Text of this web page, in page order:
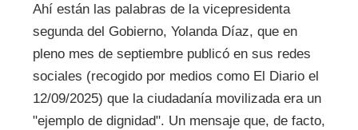
Ahí están las palabras de la vicepresidenta
segunda del Gobierno, Yolanda Díaz, que en
pleno mes de septiembre publicó en sus redes
sociales (recogido por medios como El Diario el
12/09/2025) que la ciudadanía movilizada era un
"ejemplo de dignidad". Un mensaje que, de facto,